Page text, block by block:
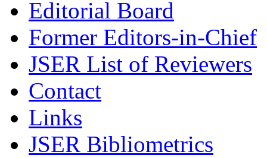
Editorial Board
Former Editors-in-Chief
JSER List of Reviewers
Contact
Links
JSER Bibliometrics